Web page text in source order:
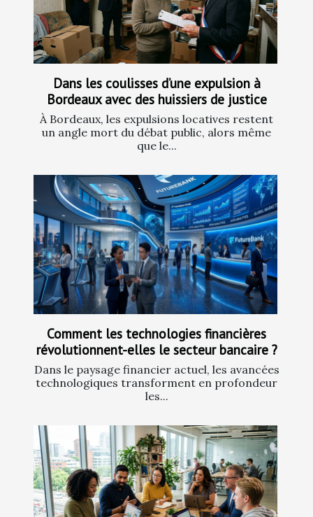
Dans les coulisses d’une expulsion à
Bordeaux avec des huissiers de justice
À Bordeaux, les expulsions locatives restent
un angle mort du débat public, alors même
que le...
Comment les technologies financières
révolutionnent-elles le secteur bancaire ?
Dans le paysage financier actuel, les avancées
technologiques transforment en profondeur
les...